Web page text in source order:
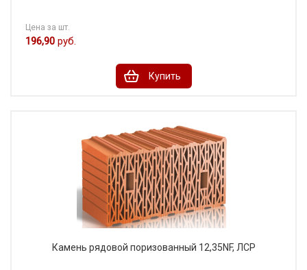
Цена за шт.
196,90 руб.
Купить
Камень рядовой поризованный 12,35NF, ЛСР